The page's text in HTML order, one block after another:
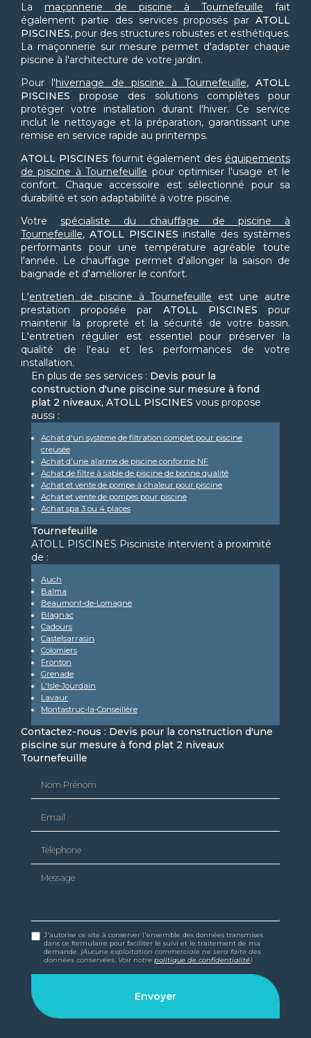
La maçonnerie de piscine à Tournefeuille fait
également partie des services proposés par ATOLL
PISCINES, pour des structures robustes et esthétiques.
La maçonnerie sur mesure permet d'adapter chaque
piscine à l'architecture de votre jardin.
Pour l'hivernage de piscine à Tournefeuille,ATOLL
PISCINES propose des solutions complètes pour
protéger votre installation durant l'hiver. Ce service
inclut le nettoyage et la préparation, garantissant une
remise en service rapide au printemps.
ATOLL PISCINES fournit également des équipements
de piscine à Tournefeuille pour optimiser l'usage et le
confort. Chaque accessoire est sélectionné pour sa
durabilité et son adaptabilité à votre piscine.
Votre spécialiste du chauffage de piscine à
Tournefeuille, ATOLL PISCINES installe des systèmes
performants pour une température agréable toute
l'année. Le chauffage permet d'allonger la saison de
baignade et d'améliorer le confort.
L'entretien de piscine à Tournefeuille est une autre
prestation proposée par ATOLL PISCINES pour
maintenir la propreté et la sécurité de votre bassin.
L'entretien régulier est essentiel pour préserver la
qualité de l'eau et les performances de votre
installation.
En plus de ses services : Devis pour la
construction d'une piscine sur mesure à fond
plat 2 niveaux, ATOLL PISCINES vous propose
aussi :
Achat d'un système de filtration complet pour piscine
creusée
Achat d'une alarme de piscine conforme NF
Achat de filtre à sable de piscine de bonne qualité
Achat et vente de pompe à chaleur pour piscine
Achat et vente de pompes pour piscine
Achat spa 3 ou 4 places
Tournefeuille
ATOLL PISCINES Pisciniste intervient à proximité
de :
Auch
Balma
Beaumont-de-Lomagne
Blagnac
Cadours
Castelsarrasin
Colomiers
Fronton
Grenade
L'Isle-Jourdain
Lavaur
Montastruc-la-Conseillère
Contactez-nous : Devis pour la construction d'une
piscine sur mesure à fond plat 2 niveaux
Tournefeuille
Message
J'autorise ce site à conserver l'ensemble des données transmises
dans ce formulaire pour faciliter le suivi et le traitement de ma
demande. (Aucune exploitation commerciale ne sera faite des
données conservées. Voir notrepolitique de confidentialité)